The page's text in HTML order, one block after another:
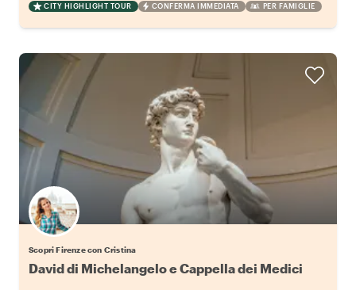
CITY HIGHLIGHT TOUR CONFERMA IMMEDIATA PER FAMIGLIE
Scopri Firenze con Cristina
David di Michelangelo e Cappella dei Medici